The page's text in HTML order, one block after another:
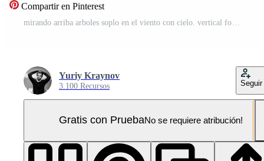
Compartir en Pinterest
Yuriy Kraynov
3.100 Recursos Seguir
Gratis con PruebaNo se requiere atribución!